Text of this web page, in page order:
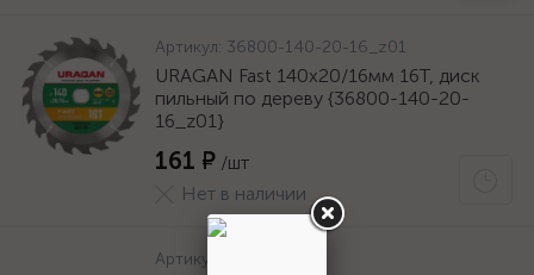
Артикул: 36800-140-20-16_z01
URAGAN Fast 140x20/16мм 16Т, диск
пильный по дереву {36800-140-20-
16_z01}
161 ₽ /шт
Нет в наличии
Артикул: